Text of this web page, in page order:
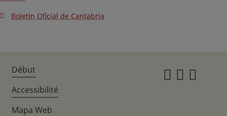
Boletín Oficial de Cantabria
Début
Accessibilité
Mapa Web